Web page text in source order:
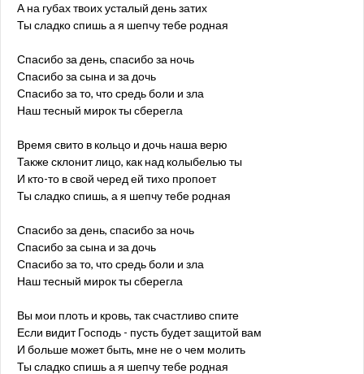
А на губах твоих усталый день затих
Ты сладко спишь а я шепчу тебе родная
Спасибо за день, спасибо за ночь
Спасибо за сына и за дочь
Спасибо за то, что средь боли и зла
Наш тесный мирок ты сберегла
Время свито в кольцо и дочь наша верю
Также склонит лицо, как над колыбелью ты
И кто-то в свой черед ей тихо пропоет
Ты сладко спишь, а я шепчу тебе родная
Спасибо за день, спасибо за ночь
Спасибо за сына и за дочь
Спасибо за то, что средь боли и зла
Наш тесный мирок ты сберегла
Вы мои плоть и кровь, так счастливо спите
Если видит Господь - пусть будет защитой вам
И больше может быть, мне не о чем молить
Ты сладко спишь а я шепчу тебе родная